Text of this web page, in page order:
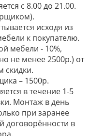
с 8.00 до 21.00.
исходя из
к покупателю.
мебели - 10%,
не менее 2500р.) от
скидки.
– 1500р.
в течение 1-5
Монтаж в день
при заранее
договорённости в